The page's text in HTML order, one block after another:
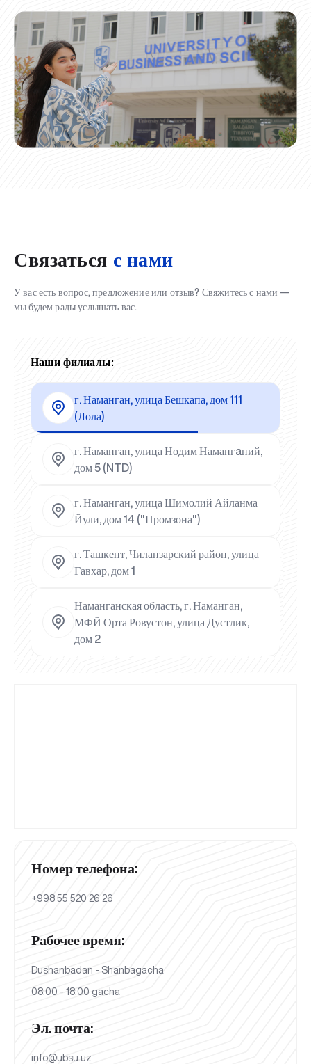
Связаться с нами
У вас есть вопрос, предложение или отзыв? Свяжитесь с нами —
мы будем рады услышать вас.
Наши филиалы:
г. Наманган, улица Бешкапа, дом 111
(Лола)
г. Наманган, улица Нодим Намангaний,
дом 5 (NTD)
г. Наманган, улица Шимолий Айланма
Йули, дом 14 ("Промзона")
г. Ташкент, Чиланзарский район, улица
Гавхар, дом 1
Наманганская область, г. Наманган,
МФЙ Орта Ровустон, улица Дустлик,
дом 2
Номер телефона:
+998 55 520 26 26
Рабочее время:
Dushanbadan - Shanbagacha
08:00 - 18:00 gacha
Эл. почта:
info@ubsu.uz